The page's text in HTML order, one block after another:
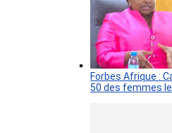
Forbes Afrique :
50 des femmes